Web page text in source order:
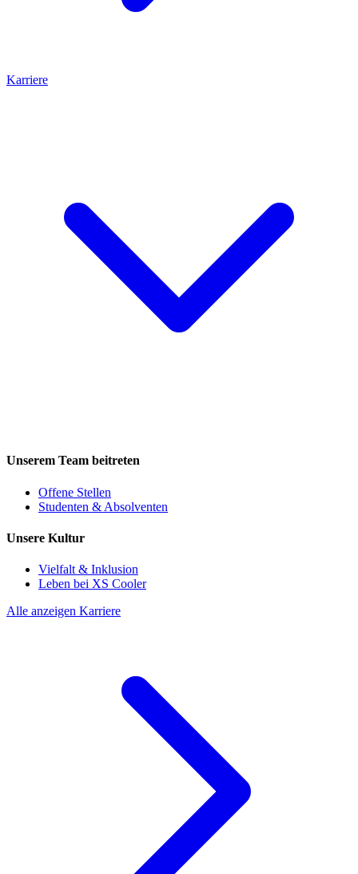
Karriere
Unserem Team beitreten
Offene Stellen
Studenten & Absolventen
Unsere Kultur
Vielfalt & Inklusion
Leben bei XS Cooler
Alle anzeigen Karriere